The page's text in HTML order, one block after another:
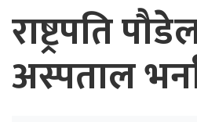
राष्ट्रपति
अस्पताल